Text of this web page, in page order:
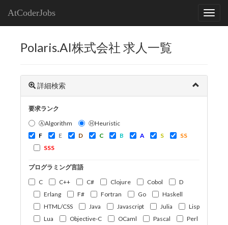
AtCoderJobs
Polaris.AI株式会社 求人一覧
詳細検索
要求ランク
ⒶAlgorithm
ⒽHeuristic
F
E D C B A S
SS
SSS
プログラミング言語
C
C++ C# Clojure Cobol
D
Erlang
F# Fortran Go
Haskell
HTML/CSS
Java Javascript Julia
Lisp
Lua
Objective-C OCaml Pascal
Perl